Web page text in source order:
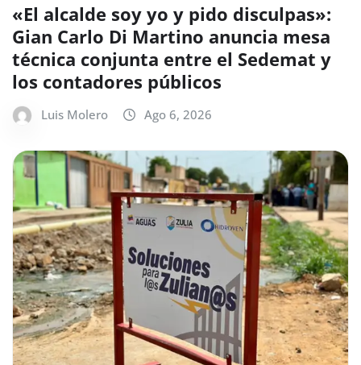
«El alcalde soy yo y pido disculpas»:
Gian Carlo Di Martino anuncia mesa
técnica conjunta entre el Sedemat y
los contadores públicos
Luis Molero Ago 6, 2026